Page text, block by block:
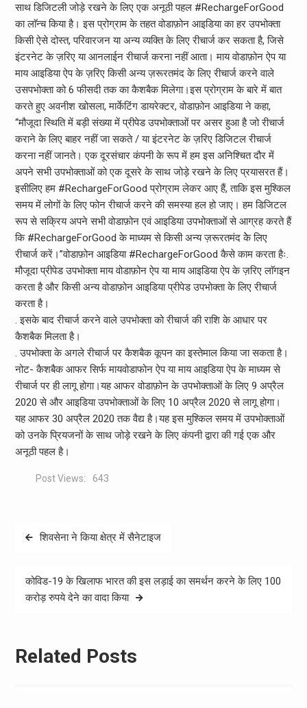
साथ डिजिटली जोड़े रखने के लिए एक अनूठी पहल #RechargeForGood
का लाॅन्च किया है। इस प्रोग्राम के तहत वोडाफ़ोन आइडिया का हर उपभोक्ता
किसी ऐसे दोस्त, परिवारजन या अन्य व्यक्ति के लिए रीचार्ज कर सकता है, जिसे
इंटरनेट के ज़रिए या आनलाईन रीचार्ज करना नहीं आता। माय वोडाफ़ोन ऐप या
माय आइडिया ऐप के ज़रिए किसी अन्य ज़रूरतमंद के लिए रीचार्ज करने वाले
उसपभोक्ता को 6 फीसदी तक का कैशबैक मिलेगा।इस प्रोग्राम के बारे में बात
करते हुए अवनीश खोसला, मार्केटिंग डायरेक्टर, वोडाफ़ोन आइडिया ने कहा,
‘‘मौजूदा स्थिति में बड़ी संख्या में प्रीपेड उपभोक्ताओं पर असर हुआ है जो रीचार्ज
कराने के लिए बाहर नहीं जा सकते / या इंटरनेट के ज़रिए डिजिटल रीचार्ज
करना नहीं जानते। एक दूरसंचार कंपनी के रूप में हम इस अनिश्चित दौर में
अपने सभी उपभोक्ताओं को एक दूसरे के साथ जोड़े रखने के लिए प्रयासरत हैं।
इसीलिए हम #RechargeForGood प्रोग्राम लेकर आए हैं, ताकि इस मुश्किल
समय में लोगों के लिए फोन रीचार्ज करने की समस्या हल हो जाए। हम डिजिटल
रूप से सक्रिय अपने सभी वोडाफ़ोन एवं आइडिया उपभोक्ताओं से आग्रह करते हैं
कि #RechargeForGood के माध्यम से किसी अन्य ज़रूरतमंद केे लिए
रीचार्ज करें।’’वोडाफ़ोन आइडिया #RechargeForGood कैसे काम करता हैः.
मौजूदा प्रीपेड उपभोक्ता माय वोडाफ़ोन ऐप या माय आइडिया ऐप के ज़रिए लाॅगइन
करता है और किसी अन्य वोडाफ़ोन आइडिया प्रीपेड उपभोक्ता के लिए रीचार्ज
करता है।
. इसके बाद रीचार्ज करने वाले उपभोक्ता को रीचार्ज की राशि के आधार पर
कैशबैक मिलता है।
. उपभोक्ता के अगले रीचार्ज पर कैशबैक कूपन का इस्तेमाल किया जा सकता है।
नोट- कैशबैक आफर सिर्फ मायवोडाफोन ऐप या माय आइडिया ऐप के माध्यम से
रीचार्ज पर ही लागू होगा।यह आफर वोडाफ़ोन के उपभोक्ताओं के लिए 9 अप्रैल
2020 से और आइडिया उपभोक्ताओं के लिए 10 अप्रैल 2020 से लागू होगा।
यह आफर 30 अप्रैल 2020 तक वैद्य है।यह इस मुश्किल समय में उपभोक्ताओं
को उनके प्रियजनों के साथ जोड़े रखने के लिए कंपनी द्वारा की गई एक और
अनूठी पहल है।
Post Views: 643
Postशिवसेना ने किया क्षेत्र में सैनेटाइज
कोविड-19 के खिलाफ भारत की इस लड़ाई का समर्थन करने के लिए 100
करोड़ रुपये देने का वादा किया
Related Posts